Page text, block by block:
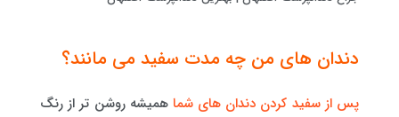
دندان های من چه مدت سفید می مانند؟
پس از سفید کردن دندان های شما همیشه روشن تر از رنگ